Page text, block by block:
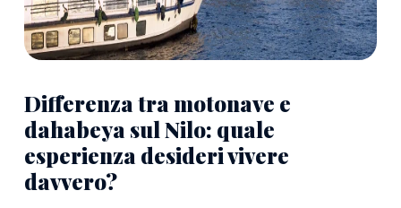
Differenza tra motonave e
dahabeya sul Nilo: quale
esperienza desideri vivere
davvero?